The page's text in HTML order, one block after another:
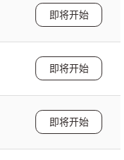
即将开始
即将开始
即将开始